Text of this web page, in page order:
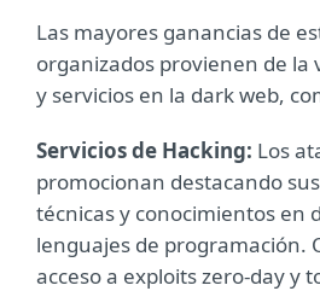
Las mayores ganancias de
organizados provienen de la
y servicios en la dark web,
Servicios de Hacking: Los
promocionan destacando
técnicas y conocimientos en
lenguajes de programación.
acceso a exploits zero-day y